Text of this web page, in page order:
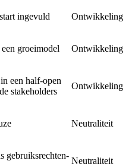
ingevuld Ontwikkeling
groeimodel Ontwikkeling
een half-open
stakeholders
Ontwikkeling
Neutraliteit
gebruiksrechten-
Neutraliteit